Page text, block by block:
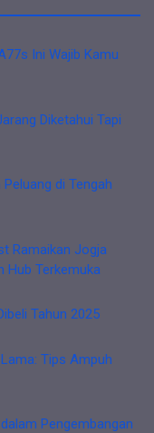
Ini Wajib Kamu
Diketahui Tapi
di Tengah
Ramaikan Jogja
Hub Terkemuka
Tahun 2025
Tips Ampuh
Pengembangan